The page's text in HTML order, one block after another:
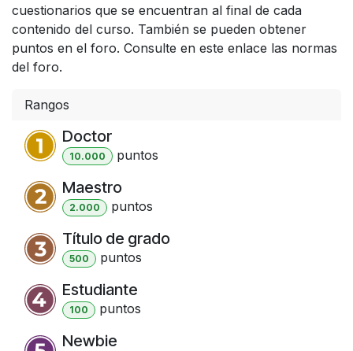
cuestionarios que se encuentran al final de cada
contenido del curso. También se pueden obtener
puntos en el foro. Consulte en este enlace las normas
del foro.
Rangos
Doctor
10.000 puntos
Maestro
2.000 puntos
Título de grado
500 puntos
Estudiante
100 puntos
Newbie